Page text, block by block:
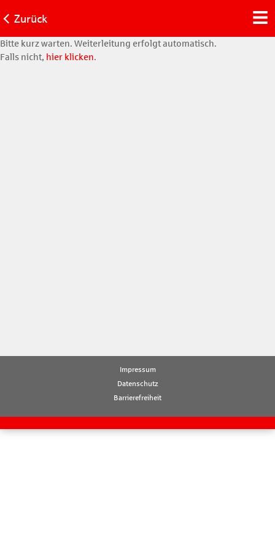
Zurück
Bitte kurz warten. Weiterleitung erfolgt automatisch.
Falls nicht, hier klicken.
Impressum
Datenschutz
Barrierefreiheit